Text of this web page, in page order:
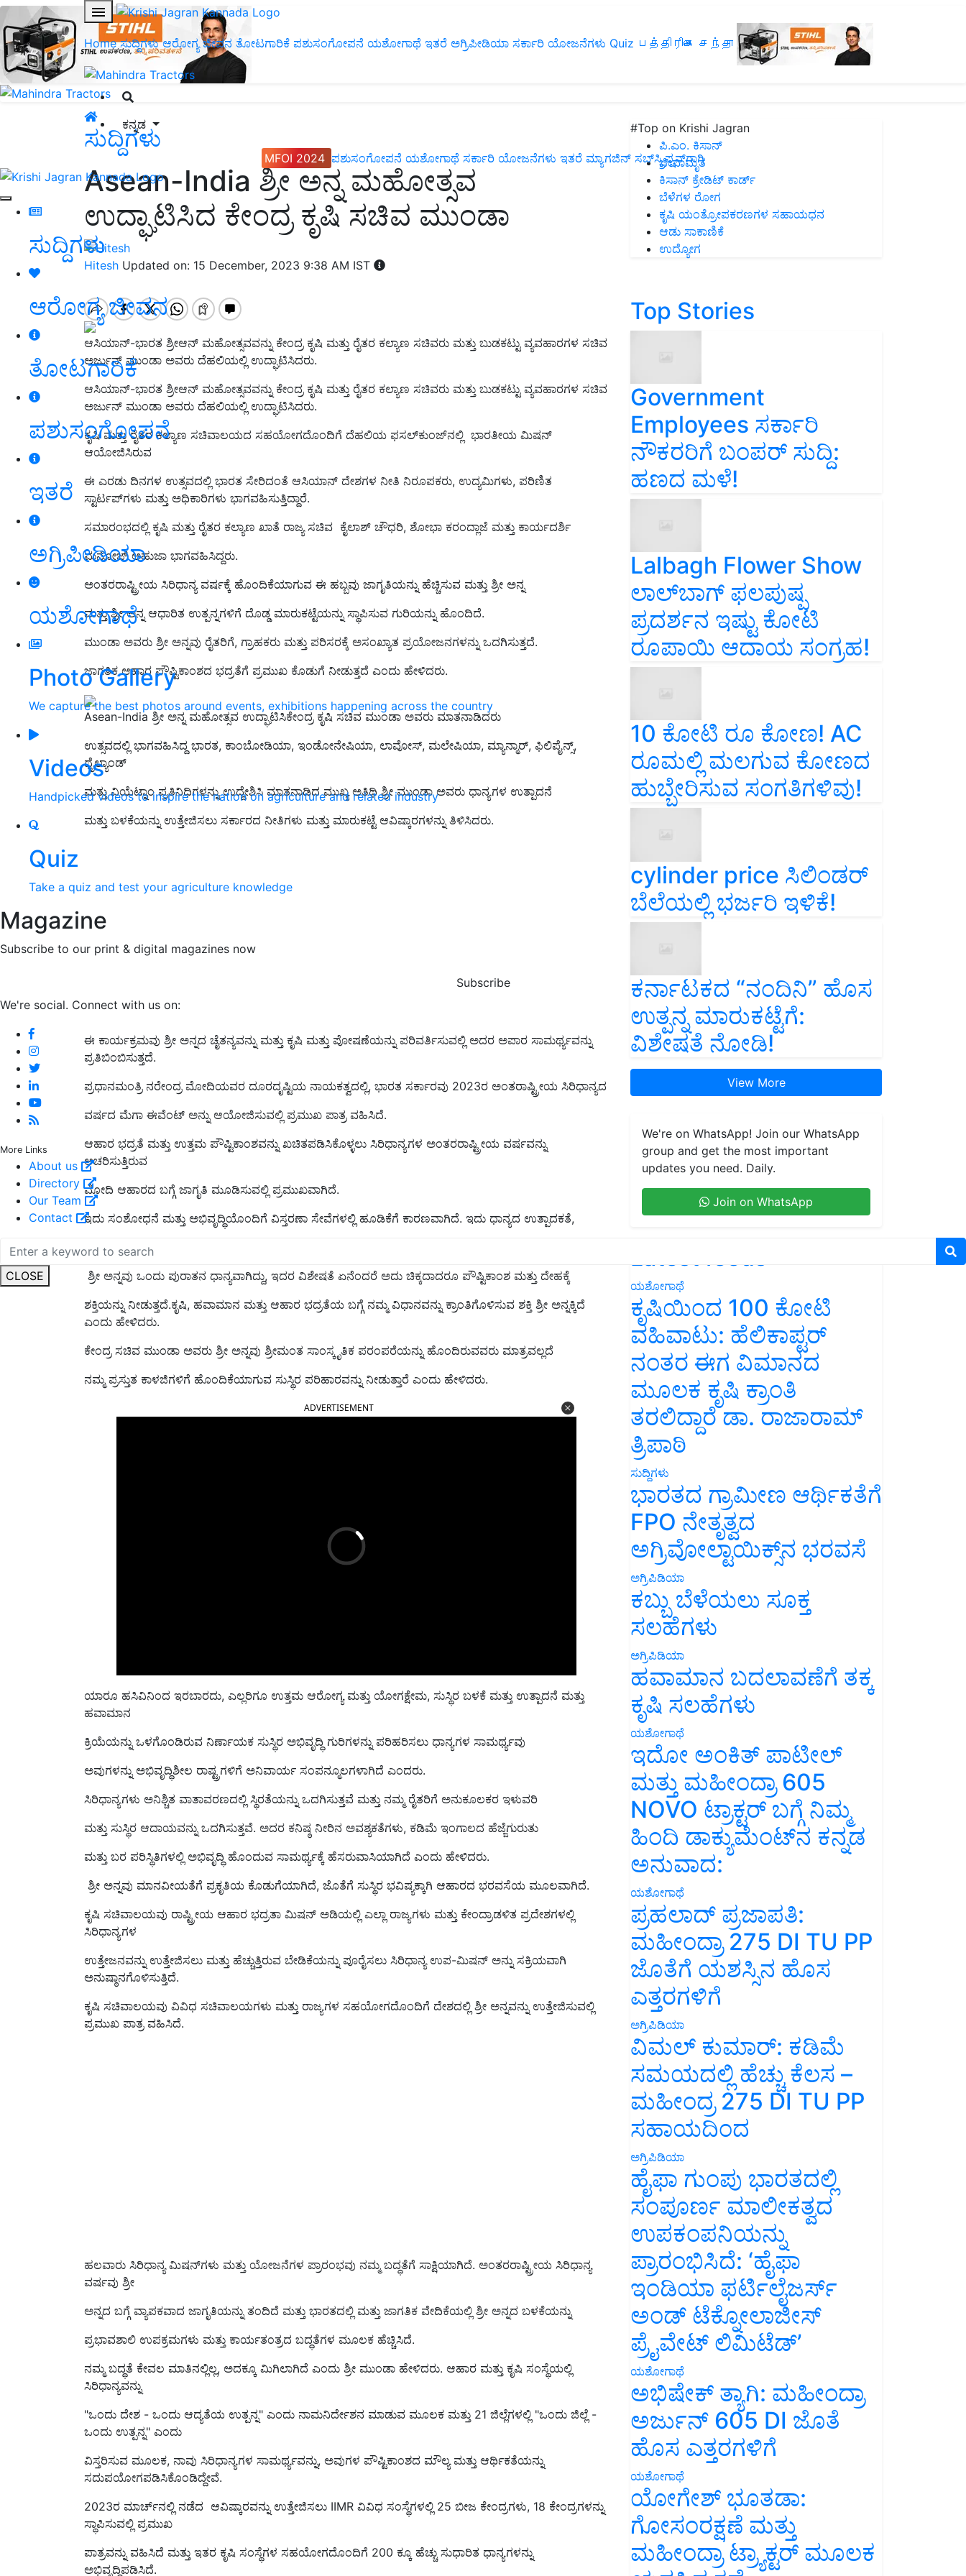
Home ಸುದ್ದಿಗಳು ಆರೋಗ್ಯ ಜೀವನ ತೋಟಗಾರಿಕೆ ಪಶುಸಂಗೋಪನೆ ಯಶೋಗಾಥೆ ಇತರೆ ಅಗ್ರಿಪೀಡಿಯಾ ಸರ್ಕಾರಿ ಯೋಜನೆಗಳು Quiz பத்திரிகை சந்தா
ಕನ್ನಡ
MFOI 2024 ಪಶುಸಂಗೋಪನೆ ಯಶೋಗಾಥೆ ಸರ್ಕಾರಿ ಯೋಜನೆಗಳು ಇತರೆ ಮ್ಯಾಗಜಿನ್‌ ಸಬ್‌ಸ್ಕ್ರಿಪ್ಷನ್‌ಗಾಗಿ
ಸುದ್ದಿಗಳು
ಆರೋಗ್ಯ ಜೀವನ
ತೋಟಗಾರಿಕೆ
ಪಶುಸಂಗೋಪನೆ
ಇತರೆ
ಅಗ್ರಿಪೀಡಿಯಾ
ಯಶೋಗಾಥೆ
Photo Gallery
We capture the best photos around events, exhibitions happening across the country
Videos
Handpicked videos to inspire the nation on agriculture and related industry
Quiz
Take a quiz and test your agriculture knowledge
Magazine
Subscribe to our print & digital magazines now
Subscribe
We're social. Connect with us on:
More Links
About us
Directory
Our Team
Contact
CLOSE
ಸುದ್ದಿಗಳು
Asean-India ಶ್ರೀ ಅನ್ನ ಮಹೋತ್ಸವ
ಉದ್ಘಾಟಿಸಿದ ಕೇಂದ್ರ ಕೃಷಿ ಸಚಿವ ಮುಂಡಾ
Hitesh Updated on: 15 December, 2023 9:38 AM IST
ಆಸಿಯಾನ್-ಭಾರತ ಶ್ರೀಆನ್ ಮಹೋತ್ಸವವನ್ನು ಕೇಂದ್ರ ಕೃಷಿ ಮತ್ತು ರೈತರ ಕಲ್ಯಾಣ ಸಚಿವರು ಮತ್ತು ಬುಡಕಟ್ಟು ವ್ಯವಹಾರಗಳ ಸಚಿವ
ಅರ್ಜುನ್ ಮುಂಡಾ ಅವರು ದೆಹಲಿಯಲ್ಲಿ ಉದ್ಘಾಟಿಸಿದರು.
ಆಸಿಯಾನ್-ಭಾರತ ಶ್ರೀಆನ್ ಮಹೋತ್ಸವವನ್ನು ಕೇಂದ್ರ ಕೃಷಿ ಮತ್ತು ರೈತರ ಕಲ್ಯಾಣ ಸಚಿವರು ಮತ್ತು ಬುಡಕಟ್ಟು ವ್ಯವಹಾರಗಳ ಸಚಿವ
ಅರ್ಜುನ್ ಮುಂಡಾ ಅವರು ದೆಹಲಿಯಲ್ಲಿ ಉದ್ಘಾಟಿಸಿದರು.
ಕೃಷಿ ಮತ್ತು ರೈತರ ಕಲ್ಯಾಣ ಸಚಿವಾಲಯದ ಸಹಯೋಗದೊಂದಿಗೆ ದೆಹಲಿಯ ಫಸಲ್‌ಕುಂಜ್‌ನಲ್ಲಿ ಭಾರತೀಯ ಮಿಷನ್
ಆಯೋಜಿಸಿರುವ
ಈ ಎರಡು ದಿನಗಳ ಉತ್ಸವದಲ್ಲಿ ಭಾರತ ಸೇರಿದಂತೆ ಆಸಿಯಾನ್ ದೇಶಗಳ ನೀತಿ ನಿರೂಪಕರು, ಉದ್ಯಮಿಗಳು, ಪರಿಣಿತ
ಸ್ಟಾರ್ಟಪ್‌ಗಳು ಮತ್ತು ಅಧಿಕಾರಿಗಳು ಭಾಗವಹಿಸುತ್ತಿದ್ದಾರೆ.
ಸಮಾರಂಭದಲ್ಲಿ ಕೃಷಿ ಮತ್ತು ರೈತರ ಕಲ್ಯಾಣ ಖಾತೆ ರಾಜ್ಯ ಸಚಿವ ಕೈಲಾಶ್ ಚೌಧರಿ, ಶೋಭಾ ಕರಂದ್ಲಾಜೆ ಮತ್ತು ಕಾರ್ಯದರ್ಶಿ
ಮನೋಜ್ ಅಹುಜಾ ಭಾಗವಹಿಸಿದ್ದರು.
ಅಂತರರಾಷ್ಟ್ರೀಯ ಸಿರಿಧಾನ್ಯ ವರ್ಷಕ್ಕೆ ಹೊಂದಿಕೆಯಾಗುವ ಈ ಹಬ್ಬವು ಜಾಗೃತಿಯನ್ನು ಹೆಚ್ಚಿಸುವ ಮತ್ತು ಶ್ರೀ ಅನ್ನ
ಮತ್ತು ಶ್ರೀ ಅನ್ನ ಆಧಾರಿತ ಉತ್ಪನ್ನಗಳಿಗೆ ದೊಡ್ಡ ಮಾರುಕಟ್ಟೆಯನ್ನು ಸ್ಥಾಪಿಸುವ ಗುರಿಯನ್ನು ಹೊಂದಿದೆ.
ಮುಂಡಾ ಅವರು ಶ್ರೀ ಅನ್ನವು ರೈತರಿಗೆ, ಗ್ರಾಹಕರು ಮತ್ತು ಪರಿಸರಕ್ಕೆ ಅಸಂಖ್ಯಾತ ಪ್ರಯೋಜನಗಳನ್ನು ಒದಗಿಸುತ್ತದೆ.
ಜಾಗತಿಕ ಆಹಾರ ಪೌಷ್ಟಿಕಾಂಶದ ಭದ್ರತೆಗೆ ಪ್ರಮುಖ ಕೊಡುಗೆ ನೀಡುತ್ತದೆ ಎಂದು ಹೇಳಿದರು.
Asean-India ಶ್ರೀ ಅನ್ನ ಮಹೋತ್ಸವ ಉದ್ಘಾಟಿಸಿಕೇಂದ್ರ ಕೃಷಿ ಸಚಿವ ಮುಂಡಾ ಅವರು ಮಾತನಾಡಿದರು
ಉತ್ಸವದಲ್ಲಿ ಭಾಗವಹಿಸಿದ್ದ ಭಾರತ, ಕಾಂಬೋಡಿಯಾ, ಇಂಡೋನೇಷಿಯಾ, ಲಾವೋಸ್, ಮಲೇಷಿಯಾ, ಮ್ಯಾನ್ಮಾರ್, ಫಿಲಿಪೈನ್ಸ್,
ಥೈಲ್ಯಾಂಡ್
ಮತ್ತು ವಿಯೆಟ್ನಾಂ ಪ್ರತಿನಿಧಿಗಳನ್ನು ಉದ್ದೇಶಿಸಿ ಮಾತನಾಡಿದ ಮುಖ್ಯ ಅತಿಥಿ ಶ್ರೀ ಮುಂಡಾ ಅವರು ಧಾನ್ಯಗಳ ಉತ್ಪಾದನೆ
ಮತ್ತು ಬಳಕೆಯನ್ನು ಉತ್ತೇಜಿಸಲು ಸರ್ಕಾರದ ನೀತಿಗಳು ಮತ್ತು ಮಾರುಕಟ್ಟೆ ಆವಿಷ್ಕಾರಗಳನ್ನು ತಿಳಿಸಿದರು.
ಈ ಕಾರ್ಯಕ್ರಮವು ಶ್ರೀ ಅನ್ನದ ಚೈತನ್ಯವನ್ನು ಮತ್ತು ಕೃಷಿ ಮತ್ತು ಪೋಷಣೆಯನ್ನು ಪರಿವರ್ತಿಸುವಲ್ಲಿ ಅದರ ಅಪಾರ ಸಾಮರ್ಥ್ಯವನ್ನು
ಪ್ರತಿಬಿಂಬಿಸುತ್ತದೆ.
ಪ್ರಧಾನಮಂತ್ರಿ ನರೇಂದ್ರ ಮೋದಿಯವರ ದೂರದೃಷ್ಟಿಯ ನಾಯಕತ್ವದಲ್ಲಿ, ಭಾರತ ಸರ್ಕಾರವು 2023ರ ಅಂತರಾಷ್ಟ್ರೀಯ ಸಿರಿಧಾನ್ಯದ
ವರ್ಷದ ಮೆಗಾ ಈವೆಂಟ್ ಅನ್ನು ಆಯೋಜಿಸುವಲ್ಲಿ ಪ್ರಮುಖ ಪಾತ್ರ ವಹಿಸಿದೆ.
ಆಹಾರ ಭದ್ರತೆ ಮತ್ತು ಉತ್ತಮ ಪೌಷ್ಟಿಕಾಂಶವನ್ನು ಖಚಿತಪಡಿಸಿಕೊಳ್ಳಲು ಸಿರಿಧಾನ್ಯಗಳ ಅಂತರರಾಷ್ಟ್ರೀಯ ವರ್ಷವನ್ನು
ಆಚರಿಸುತ್ತಿರುವ
ಮೋದಿ ಆಹಾರದ ಬಗ್ಗೆ ಜಾಗೃತಿ ಮೂಡಿಸುವಲ್ಲಿ ಪ್ರಮುಖವಾಗಿದೆ.
ಇದು ಸಂಶೋಧನೆ ಮತ್ತು ಅಭಿವೃದ್ಧಿಯೊಂದಿಗೆ ವಿಸ್ತರಣಾ ಸೇವೆಗಳಲ್ಲಿ ಹೂಡಿಕೆಗೆ ಕಾರಣವಾಗಿದೆ. ಇದು ಧಾನ್ಯದ ಉತ್ಪಾದಕತೆ,
ಗುಣಮಟ್ಟ ಮತ್ತು ಸಂಬಂಧಿತ ಉತ್ಪಾದನಾ ವಿಧಾನಗಳನ್ನು ಹೆಚ್ಚಿಸುವಲ್ಲಿ ಪ್ರಮುಖ ಪಾತ್ರವನ್ನು ವಹಿಸಿದೆ.
ಶ್ರೀ ಅನ್ನವು ಒಂದು ಪುರಾತನ ಧಾನ್ಯವಾಗಿದ್ದು, ಇದರ ವಿಶೇಷತೆ ಏನೆಂದರೆ ಅದು ಚಿಕ್ಕದಾದರೂ ಪೌಷ್ಟಿಕಾಂಶ ಮತ್ತು ದೇಹಕ್ಕೆ
ಶಕ್ತಿಯನ್ನು ನೀಡುತ್ತದೆ.ಕೃಷಿ, ಹವಾಮಾನ ಮತ್ತು ಆಹಾರ ಭದ್ರತೆಯ ಬಗ್ಗೆ ನಮ್ಮ ವಿಧಾನವನ್ನು ಕ್ರಾಂತಿಗೊಳಿಸುವ ಶಕ್ತಿ ಶ್ರೀ ಅನ್ನಕ್ಕಿದೆ
ಎಂದು ಹೇಳಿದರು.
ಕೇಂದ್ರ ಸಚಿವ ಮುಂಡಾ ಅವರು ಶ್ರೀ ಅನ್ನವು ಶ್ರೀಮಂತ ಸಾಂಸ್ಕೃತಿಕ ಪರಂಪರೆಯನ್ನು ಹೊಂದಿರುವವರು ಮಾತ್ರವಲ್ಲದೆ
ನಮ್ಮ ಪ್ರಸ್ತುತ ಕಾಳಜಿಗಳಿಗೆ ಹೊಂದಿಕೆಯಾಗುವ ಸುಸ್ಥಿರ ಪರಿಹಾರವನ್ನು ನೀಡುತ್ತಾರೆ ಎಂದು ಹೇಳಿದರು.
ADVERTISEMENT
ಯಾರೂ ಹಸಿವಿನಿಂದ ಇರಬಾರದು, ಎಲ್ಲರಿಗೂ ಉತ್ತಮ ಆರೋಗ್ಯ ಮತ್ತು ಯೋಗಕ್ಷೇಮ, ಸುಸ್ಥಿರ ಬಳಕೆ ಮತ್ತು ಉತ್ಪಾದನೆ ಮತ್ತು
ಹವಾಮಾನ
ಕ್ರಿಯೆಯನ್ನು ಒಳಗೊಂಡಿರುವ ನಿರ್ಣಾಯಕ ಸುಸ್ಥಿರ ಅಭಿವೃದ್ಧಿ ಗುರಿಗಳನ್ನು ಪರಿಹರಿಸಲು ಧಾನ್ಯಗಳ ಸಾಮರ್ಥ್ಯವು
ಅವುಗಳನ್ನು ಅಭಿವೃದ್ಧಿಶೀಲ ರಾಷ್ಟ್ರಗಳಿಗೆ ಅನಿವಾರ್ಯ ಸಂಪನ್ಮೂಲಗಳಾಗಿದೆ ಎಂದರು.
ಸಿರಿಧಾನ್ಯಗಳು ಅನಿಶ್ಚಿತ ವಾತಾವರಣದಲ್ಲಿ ಸ್ಥಿರತೆಯನ್ನು ಒದಗಿಸುತ್ತವೆ ಮತ್ತು ನಮ್ಮ ರೈತರಿಗೆ ಅನುಕೂಲಕರ ಇಳುವರಿ
ಮತ್ತು ಸುಸ್ಥಿರ ಆದಾಯವನ್ನು ಒದಗಿಸುತ್ತವೆ. ಅದರ ಕನಿಷ್ಠ ನೀರಿನ ಅವಶ್ಯಕತೆಗಳು, ಕಡಿಮೆ ಇಂಗಾಲದ ಹೆಜ್ಜೆಗುರುತು
ಮತ್ತು ಬರ ಪರಿಸ್ಥಿತಿಗಳಲ್ಲಿ ಅಭಿವೃದ್ಧಿ ಹೊಂದುವ ಸಾಮರ್ಥ್ಯಕ್ಕೆ ಹೆಸರುವಾಸಿಯಾಗಿದೆ ಎಂದು ಹೇಳಿದರು.
ಶ್ರೀ ಅನ್ನವು ಮಾನವೀಯತೆಗೆ ಪ್ರಕೃತಿಯ ಕೊಡುಗೆಯಾಗಿದೆ, ಜೊತೆಗೆ ಸುಸ್ಥಿರ ಭವಿಷ್ಯಕ್ಕಾಗಿ ಆಹಾರದ ಭರವಸೆಯ ಮೂಲವಾಗಿದೆ.
ಕೃಷಿ ಸಚಿವಾಲಯವು ರಾಷ್ಟ್ರೀಯ ಆಹಾರ ಭದ್ರತಾ ಮಿಷನ್ ಅಡಿಯಲ್ಲಿ ಎಲ್ಲಾ ರಾಜ್ಯಗಳು ಮತ್ತು ಕೇಂದ್ರಾಡಳಿತ ಪ್ರದೇಶಗಳಲ್ಲಿ
ಸಿರಿಧಾನ್ಯಗಳ
ಉತ್ತೇಜನವನ್ನು ಉತ್ತೇಜಿಸಲು ಮತ್ತು ಹೆಚ್ಚುತ್ತಿರುವ ಬೇಡಿಕೆಯನ್ನು ಪೂರೈಸಲು ಸಿರಿಧಾನ್ಯ ಉಪ-ಮಿಷನ್ ಅನ್ನು ಸಕ್ರಿಯವಾಗಿ
ಅನುಷ್ಠಾನಗೊಳಿಸುತ್ತಿದೆ.
ಕೃಷಿ ಸಚಿವಾಲಯವು ವಿವಿಧ ಸಚಿವಾಲಯಗಳು ಮತ್ತು ರಾಜ್ಯಗಳ ಸಹಯೋಗದೊಂದಿಗೆ ದೇಶದಲ್ಲಿ ಶ್ರೀ ಅನ್ನವನ್ನು ಉತ್ತೇಜಿಸುವಲ್ಲಿ
ಪ್ರಮುಖ ಪಾತ್ರ ವಹಿಸಿದೆ.
ಹಲವಾರು ಸಿರಿಧಾನ್ಯ ಮಿಷನ್‌ಗಳು ಮತ್ತು ಯೋಜನೆಗಳ ಪ್ರಾರಂಭವು ನಮ್ಮ ಬದ್ಧತೆಗೆ ಸಾಕ್ಷಿಯಾಗಿದೆ. ಅಂತರರಾಷ್ಟ್ರೀಯ ಸಿರಿಧಾನ್ಯ
ವರ್ಷವು ಶ್ರೀ
ಅನ್ನದ ಬಗ್ಗೆ ವ್ಯಾಪಕವಾದ ಜಾಗೃತಿಯನ್ನು ತಂದಿದೆ ಮತ್ತು ಭಾರತದಲ್ಲಿ ಮತ್ತು ಜಾಗತಿಕ ವೇದಿಕೆಯಲ್ಲಿ ಶ್ರೀ ಅನ್ನದ ಬಳಕೆಯನ್ನು
ಪ್ರಭಾವಶಾಲಿ ಉಪಕ್ರಮಗಳು ಮತ್ತು ಕಾರ್ಯತಂತ್ರದ ಬದ್ಧತೆಗಳ ಮೂಲಕ ಹೆಚ್ಚಿಸಿದೆ.
ನಮ್ಮ ಬದ್ಧತೆ ಕೇವಲ ಮಾತಿನಲ್ಲಿಲ್ಲ, ಅದಕ್ಕೂ ಮಿಗಿಲಾಗಿದೆ ಎಂದು ಶ್ರೀ ಮುಂಡಾ ಹೇಳಿದರು. ಆಹಾರ ಮತ್ತು ಕೃಷಿ ಸಂಸ್ಥೆಯಲ್ಲಿ
ಸಿರಿಧಾನ್ಯವನ್ನು
"ಒಂದು ದೇಶ - ಒಂದು ಆದ್ಯತೆಯ ಉತ್ಪನ್ನ" ಎಂದು ನಾಮನಿರ್ದೇಶನ ಮಾಡುವ ಮೂಲಕ ಮತ್ತು 21 ಜಿಲ್ಲೆಗಳಲ್ಲಿ "ಒಂದು ಜಿಲ್ಲೆ -
ಒಂದು ಉತ್ಪನ್ನ" ಎಂದು
ವಿಸ್ತರಿಸುವ ಮೂಲಕ, ನಾವು ಸಿರಿಧಾನ್ಯಗಳ ಸಾಮರ್ಥ್ಯವನ್ನು, ಅವುಗಳ ಪೌಷ್ಟಿಕಾಂಶದ ಮೌಲ್ಯ ಮತ್ತು ಆರ್ಥಿಕತೆಯನ್ನು
ಸದುಪಯೋಗಪಡಿಸಿಕೊಂಡಿದ್ದೇವೆ.
2023ರ ಮಾರ್ಚ್‌ನಲ್ಲಿ ನಡೆದ ಆವಿಷ್ಕಾರವನ್ನು ಉತ್ತೇಜಿಸಲು IIMR ವಿವಿಧ ಸಂಸ್ಥೆಗಳಲ್ಲಿ 25 ಬೀಜ ಕೇಂದ್ರಗಳು, 18 ಕೇಂದ್ರಗಳನ್ನು
ಸ್ಥಾಪಿಸುವಲ್ಲಿ ಪ್ರಮುಖ
ಪಾತ್ರವನ್ನು ವಹಿಸಿದೆ ಮತ್ತು ಇತರ ಕೃಷಿ ಸಂಸ್ಥೆಗಳ ಸಹಯೋಗದೊಂದಿಗೆ 200 ಕ್ಕೂ ಹೆಚ್ಚು ಸುಧಾರಿತ ಧಾನ್ಯಗಳನ್ನು
ಅಭಿವೃದ್ಧಿಪಡಿಸಿದೆ.
#Top on Krishi Jagran
ಪಿ.ಎಂ. ಕಿಸಾನ್
ಜೀವಾಮೃತ
ಕಿಸಾನ್ ಕ್ರೇಡಿಟ್ ಕಾರ್ಡ್
ಬೆಳೆಗಳ ರೋಗ
ಕೃಷಿ ಯಂತ್ರೋಪಕರಣಗಳ ಸಹಾಯಧನ
ಆಡು ಸಾಕಾಣಿಕೆ
ಉದ್ಯೋಗ
Top Stories
Government
Employees ಸರ್ಕಾರಿ
ನೌಕರರಿಗೆ ಬಂಪರ್‌ ಸುದ್ದಿ:
ಹಣದ ಮಳೆ!
Lalbagh Flower Show
ಲಾಲ್‌ಬಾಗ್ ಫಲಪುಷ್ಪ
ಪ್ರದರ್ಶನ ಇಷ್ಟು ಕೋಟಿ
ರೂಪಾಯಿ ಆದಾಯ ಸಂಗ್ರಹ!
10 ಕೋಟಿ ರೂ ಕೋಣ! AC
ರೂಮಲ್ಲಿ ಮಲಗುವ ಕೋಣದ
ಹುಬ್ಬೇರಿಸುವ ಸಂಗತಿಗಳಿವು!
cylinder price ಸಿಲಿಂಡರ್‌
ಬೆಲೆಯಲ್ಲಿ ಭರ್ಜರಿ ಇಳಿಕೆ!
ಕರ್ನಾಟಕದ “ನಂದಿನಿ” ಹೊಸ
ಉತ್ಪನ್ನ ಮಾರುಕಟ್ಟೆಗೆ:
ವಿಶೇಷತೆ ನೋಡಿ!
View More
We're on WhatsApp! Join our WhatsApp
group and get the most important
updates you need. Daily.
Join on WhatsApp
Latest feeds
ಯಶೋಗಾಥೆ
ಕೃಷಿಯಿಂದ 100 ಕೋಟಿ
ವಹಿವಾಟು: ಹೆಲಿಕಾಪ್ಟರ್
ನಂತರ ಈಗ ವಿಮಾನದ
ಮೂಲಕ ಕೃಷಿ ಕ್ರಾಂತಿ
ತರಲಿದ್ದಾರೆ ಡಾ. ರಾಜಾರಾಮ್
ತ್ರಿಪಾಠಿ
ಸುದ್ದಿಗಳು
ಭಾರತದ ಗ್ರಾಮೀಣ ಆರ್ಥಿಕತೆಗೆ
FPO ನೇತೃತ್ವದ
ಅಗ್ರಿವೋಲ್ಟಾಯಿಕ್ಸ್‌ನ ಭರವಸೆ
ಅಗ್ರಿಪಿಡಿಯಾ
ಕಬ್ಬು ಬೆಳೆಯಲು ಸೂಕ್ತ
ಸಲಹೆಗಳು
ಅಗ್ರಿಪಿಡಿಯಾ
ಹವಾಮಾನ ಬದಲಾವಣೆಗೆ ತಕ್ಕ
ಕೃಷಿ ಸಲಹೆಗಳು
ಯಶೋಗಾಥೆ
ಇದೋ ಅಂಕಿತ್ ಪಾಟೀಲ್
ಮತ್ತು ಮಹೀಂದ್ರಾ 605
NOVO ಟ್ರಾಕ್ಟರ್ ಬಗ್ಗೆ ನಿಮ್ಮ
ಹಿಂದಿ ಡಾಕ್ಯುಮೆಂಟ್‌ನ ಕನ್ನಡ
ಅನುವಾದ:
ಯಶೋಗಾಥೆ
ಪ್ರಹಲಾದ್ ಪ್ರಜಾಪತಿ:
ಮಹೀಂದ್ರಾ 275 DI TU PP
ಜೊತೆಗೆ ಯಶಸ್ಸಿನ ಹೊಸ
ಎತ್ತರಗಳಿಗೆ
ಅಗ್ರಿಪಿಡಿಯಾ
ವಿಮಲ್ ಕುಮಾರ್: ಕಡಿಮೆ
ಸಮಯದಲ್ಲಿ ಹೆಚ್ಚು ಕೆಲಸ –
ಮಹೀಂದ್ರ 275 DI TU PP
ಸಹಾಯದಿಂದ
ಅಗ್ರಿಪಿಡಿಯಾ
ಹೈಫಾ ಗುಂಪು ಭಾರತದಲ್ಲಿ
ಸಂಪೂರ್ಣ ಮಾಲೀಕತ್ವದ
ಉಪಕಂಪನಿಯನ್ನು
ಪ್ರಾರಂಭಿಸಿದೆ: ‘ಹೈಫಾ
ಇಂಡಿಯಾ ಫರ್ಟಿಲೈಜರ್ಸ್
ಅಂಡ್ ಟೆಕ್ನೋಲಾಜೀಸ್
ಪ್ರೈವೇಟ್ ಲಿಮಿಟೆಡ್’
ಯಶೋಗಾಥೆ
ಅಭಿಷೇಕ್ ತ್ಯಾಗಿ: ಮಹೀಂದ್ರಾ
ಅರ್ಜುನ್ 605 DI ಜೊತೆ
ಹೊಸ ಎತ್ತರಗಳಿಗೆ
ಯಶೋಗಾಥೆ
ಯೋಗೇಶ್ ಭೂತಡಾ:
ಗೋಸಂರಕ್ಷಣೆ ಮತ್ತು
ಮಹೀಂದ್ರಾ ಟ್ರ್ಯಾಕ್ಟರ್ ಮೂಲಕ